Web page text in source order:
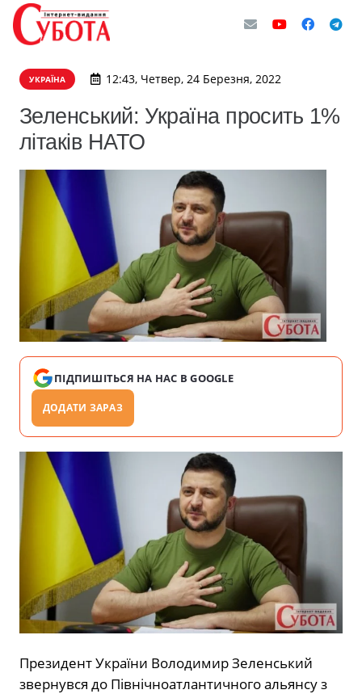
УКРАЇНА 12:43, Четвер, 24 Березня, 2022
Зеленський: Україна просить 1%
літаків НАТО
ПІДПИШІТЬСЯ НА НАС В GOOGLE
ДОДАТИ ЗАРАЗ
Президент України Володимир Зеленський
звернувся до Північноатлантичного альянсу з